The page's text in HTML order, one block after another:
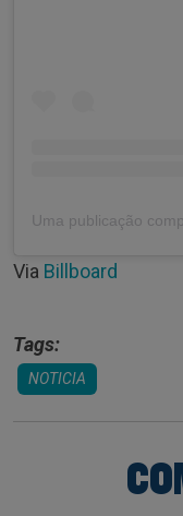
Via Billboard
Tags:
NOTICIA